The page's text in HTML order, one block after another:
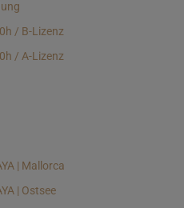
/ B-Lizenz
/ A-Lizenz
| Mallorca
| Ostsee